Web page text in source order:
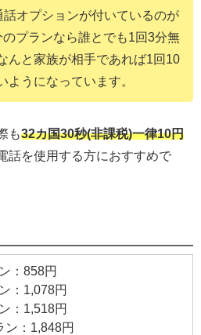
オプションが付いているのが
プランなら誰とでも1回3分無
んと家族が相手であれば1回10
ようになっています。
も32カ国30秒(非課税)一律10円
話を使用する方におすすめで
： 858円
： 1,078円
： 1,518円
： 1,848円